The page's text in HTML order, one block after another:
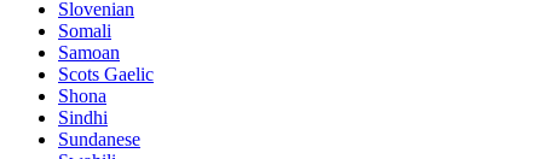
Slovenian
Somali
Samoan
Scots Gaelic
Shona
Sindhi
Sundanese